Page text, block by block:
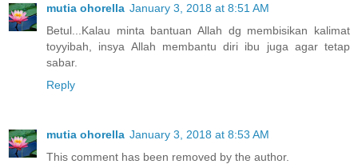
mutia ohorella January 3, 2018 at 8:51 AM
Betul...Kalau minta bantuan Allah dg membisikan kalimat
toyyibah, insya Allah membantu diri ibu juga agar tetap
sabar.
Reply
mutia ohorella January 3, 2018 at 8:53 AM
This comment has been removed by the author.